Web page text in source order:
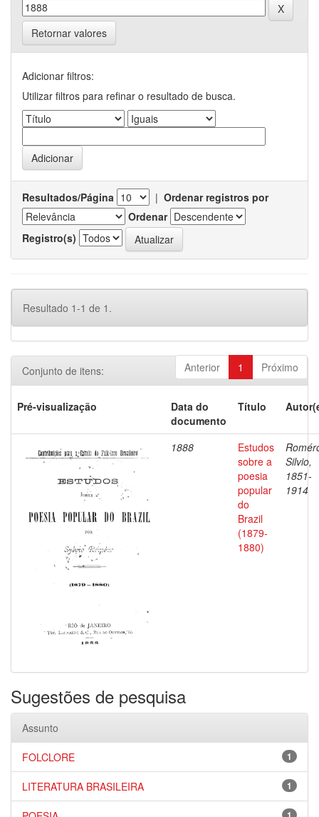
Retornar valores
Adicionar filtros:
Utilizar filtros para refinar o resultado de busca.
Resultados/Página | Ordenar registros por
Ordenar
Registro(s)
Resultado 1-1 de 1.
Anterior 1 Próximo
Conjunto de itens:
Pré-visualização
Data do
documento
Título
1888
Estudos
sobre a
poesia
popular
do
Brazil
(1879-
1880)
Silvio,
1851-
1914
Sugestões de pesquisa
Assunto
1
FOLCLORE
1
LITERATURA BRASILEIRA